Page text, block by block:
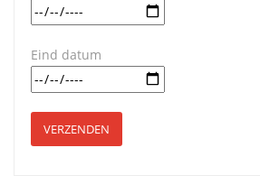
Eind datum